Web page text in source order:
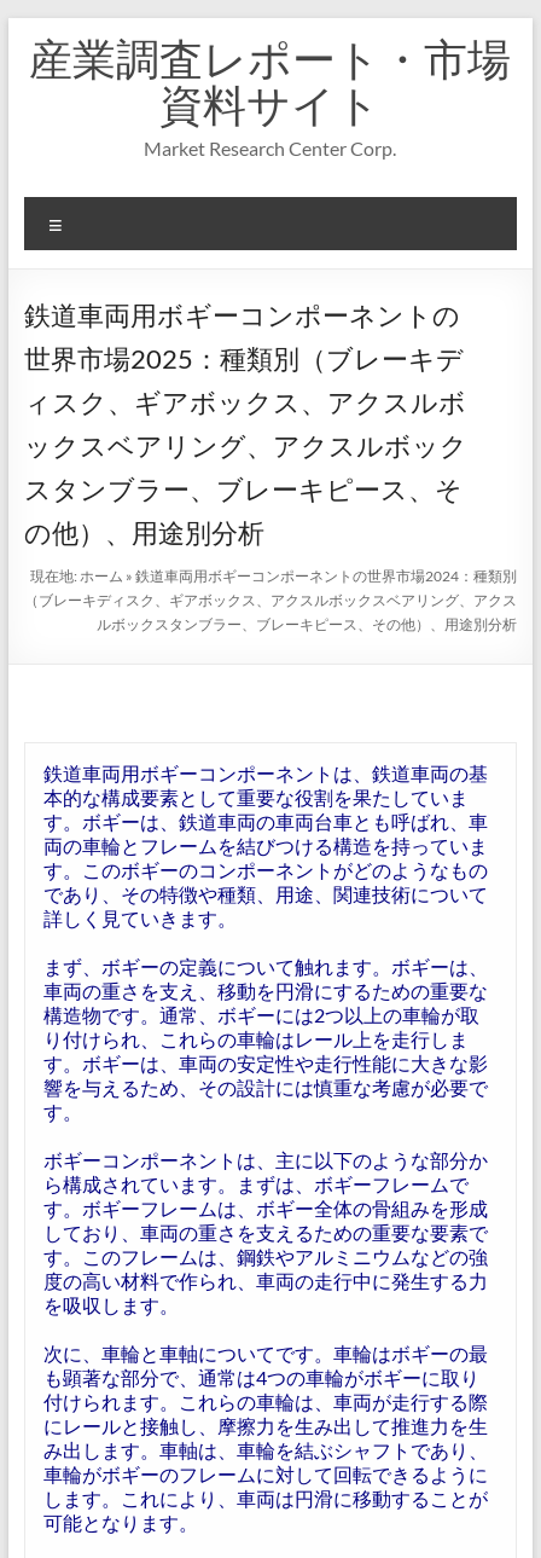
キ
プ
産業調査レポート・市場
資料サイト
Market Research Center Corp.
ニ
ー
鉄道車両用ボギーコンポーネントの
世界市場2025：種類別（ブレーキデ
ィスク、ギアボックス、アクスルボ
ックスベアリング、アクスルボック
スタンブラー、ブレーキピース、そ
の他）、用途別分析
現在地:ホーム »鉄道車両用ボギーコンポーネントの世界市場2024：種類別
（ブレーキディスク、ギアボックス、アクスルボックスベアリング、アクス
ルボックスタンブラー、ブレーキピース、その他）、用途別分析
鉄道車両用ボギーコンポーネントは、鉄道車両の基
本的な構成要素として重要な役割を果たしていま
す。ボギーは、鉄道車両の車両台車とも呼ばれ、車
両の車輪とフレームを結びつける構造を持っていま
す。このボギーのコンポーネントがどのようなもの
であり、その特徴や種類、用途、関連技術について
詳しく見ていきます。
まず、ボギーの定義について触れます。ボギーは、
車両の重さを支え、移動を円滑にするための重要な
構造物です。通常、ボギーには2つ以上の車輪が取
り付けられ、これらの車輪はレール上を走行しま
す。ボギーは、車両の安定性や走行性能に大きな影
響を与えるため、その設計には慎重な考慮が必要で
す。
ボギーコンポーネントは、主に以下のような部分か
ら構成されています。まずは、ボギーフレームで
す。ボギーフレームは、ボギー全体の骨組みを形成
しており、車両の重さを支えるための重要な要素で
す。このフレームは、鋼鉄やアルミニウムなどの強
度の高い材料で作られ、車両の走行中に発生する力
を吸収します。
次に、車輪と車軸についてです。車輪はボギーの最
も顕著な部分で、通常は4つの車輪がボギーに取り
付けられます。これらの車輪は、車両が走行する際
にレールと接触し、摩擦力を生み出して推進力を生
み出します。車軸は、車輪を結ぶシャフトであり、
車輪がボギーのフレームに対して回転できるように
します。これにより、車両は円滑に移動することが
可能となります。